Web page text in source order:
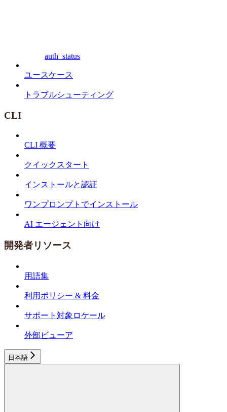
auth_status
ユースケース
トラブルシューティング
CLI
CLI 概要
クイックスタート
インストールと認証
ワンプロンプトでインストール
AI エージェント向け
開発者リソース
用語集
利用ポリシー & 料金
サポート対象ロケール
外部ビューア
日本語